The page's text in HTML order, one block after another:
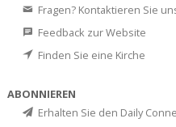
Fragen? Kontaktieren Sie
Feedback zur Website
Finden Sie eine Kirche
ABONNIEREN
Erhalten Sie den Daily